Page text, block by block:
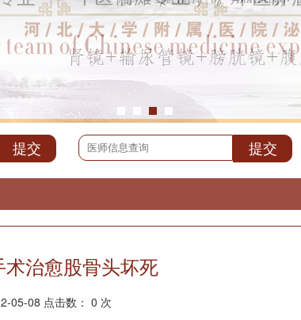
术治愈股骨头坏死
05-08 点击数： 0 次